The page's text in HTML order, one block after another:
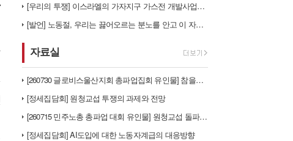
[우리의 투쟁] 이스라엘의 가자지구 가스전 개발사업에 참여하는 한국석유공…
[발언] 노동절, 우리는 끓어오르는 분노를 안고 이 자리에 섰습니다
자료실
[260730 글로비스울산지회 총파업집회 유인물] 참을만큼 참았다! 총단…
[정세집담회] 원청교섭 투쟁의 과제와 전망
[260715 민주노총 총파업 대회 유인물] 원청교섭 돌파구 - 7월 총…
[정세집담회] AI도입에 대한 노동자계급의 대응방향